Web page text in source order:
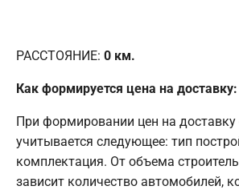
РАССТОЯНИЕ: 0 км.
Как формируется цена на доставку:
При формировании цен на
учитывается следующее: тип
комплектация. От объема
зависит количество автомобилей,